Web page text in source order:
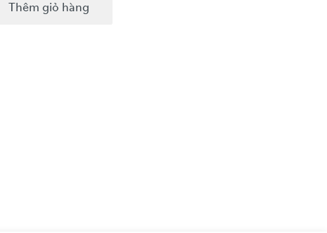
Thêm giỏ hàng